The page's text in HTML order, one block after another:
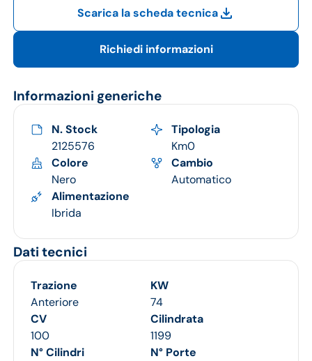
Ford
Opel
Scarica la scheda tecnica
Richiedi informazioni
Informazioni generiche
N. Stock
2125576
Tipologia
Km0
Colore
Nero
Cambio
Automatico
Alimentazione
Ibrida
Dati tecnici
Trazione
Anteriore
KW
74
CV
100
Cilindrata
1199
N° Cilindri
N° Porte